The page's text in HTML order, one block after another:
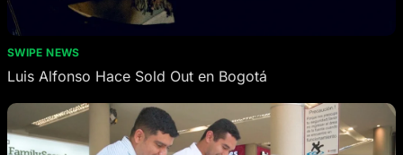
SWIPE NEWS
Luis Alfonso Hace Sold Out en Bogotá